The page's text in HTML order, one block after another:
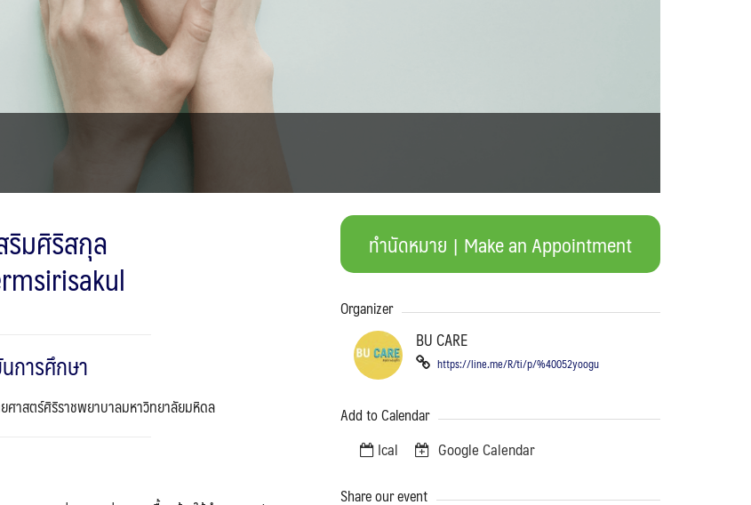
Search
ริมศิริสกุล
การศึกษา
สตร์ศิริราชพยาบาลมหาวิทยาลัยมหิดล
ทำนัดหมาย | Make an Appointment
Organizer
BU CARE
https://line.me/R/ti/p/%40052yoogu
Add to Calendar
Ical Google Calendar
Share our event